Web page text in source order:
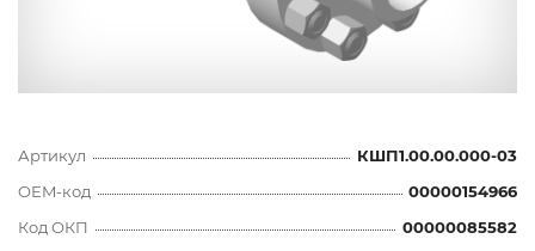
Артикул
КШП1.00.00.000-03
OEM-код
00000154966
Код ОКП
00000085582